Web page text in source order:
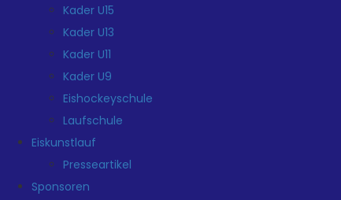
Kader U15
Kader U13
Kader U11
Kader U9
Eishockeyschule
Laufschule
Eiskunstlauf
Presseartikel
Sponsoren